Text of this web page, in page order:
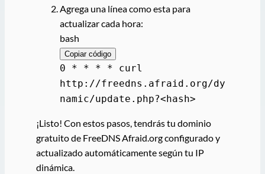
Agrega una línea como esta para
actualizar cada hora:
bash
Copiar código
0 * * * * curl
http://freedns.afraid.org/dy
namic/update.php?<hash>
¡Listo! Con estos pasos, tendrás tu dominio
gratuito de FreeDNS Afraid.org configurado y
actualizado automáticamente según tu IP
dinámica.